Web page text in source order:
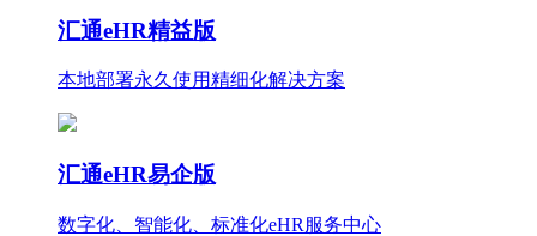
汇通eHR精益版
本地部署永久使用精细化解决方案
汇通eHR易企版
数字化、智能化、标准化eHR服务中心